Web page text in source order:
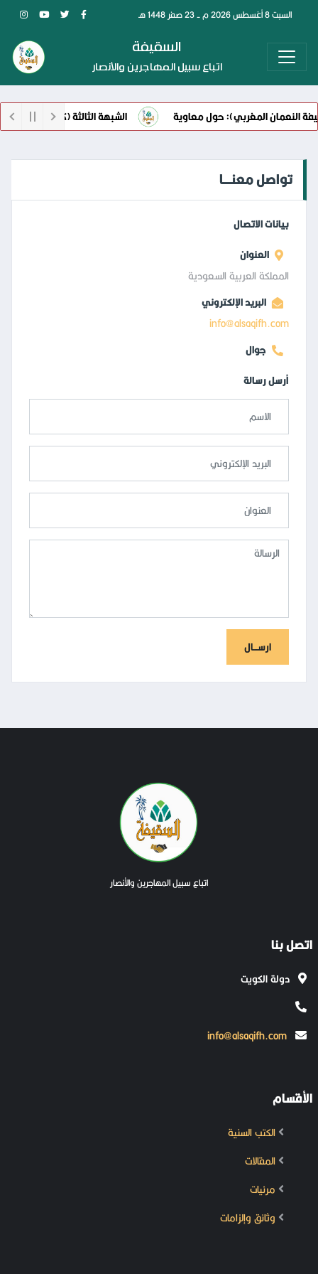
السبت 8 أغسطس 2026 م - 23 صفر 1448 هـ
السقيفة
اتباع سبيل المهاجرين والأنصار
النعمان المغربي): حول معاوية الشبهة الثالثة (كلام ابن أبي
تواصل معنـــا
بيانات الاتصال
العنوان
المملكة العربية السعودية
البريد الإلكتروني
info@alsaqifh.com
جوال
أرسل رسالة
ارســـال
اتباع سبيل المهاجرين والأنصار
اتصل بنا
دولة الكويت
info@alsaqifh.com
الأقسام
الكتب السنية
المقالات
مرئيات
وثائق وإلزامات